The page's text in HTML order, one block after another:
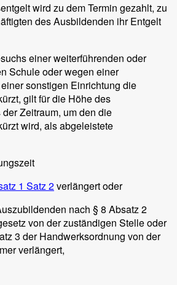
wird zu dem Termin gezahlt, zu
des Ausbildenden ihr Entgelt
einer weiterführenden oder
Schule oder wegen einer
sonstigen Einrichtung die
gilt für die Höhe des
Zeitraum, um den die
wird, als abgeleistete
1 Satz 2verlängert oder
nach § 8 Absatz 2
von der zuständigen Stelle oder
3 der Handwerksordnung von der
verlängert,